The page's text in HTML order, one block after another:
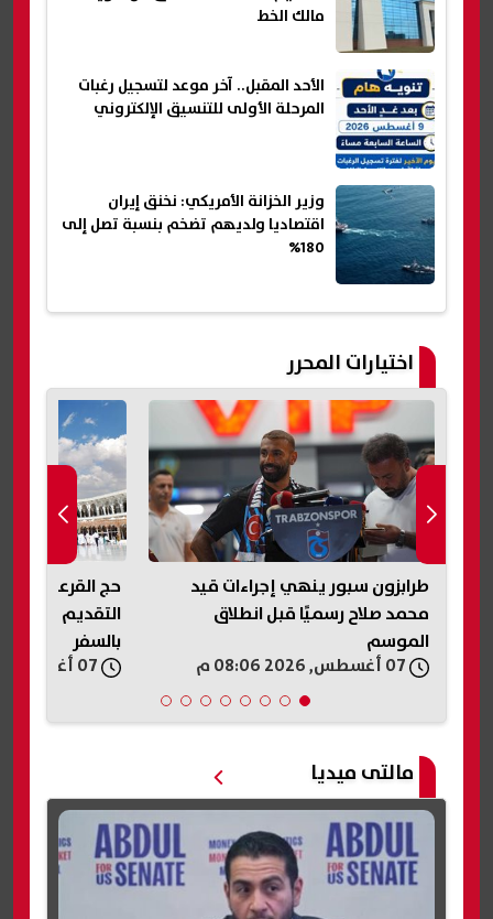
مالك الخط
الأحد المقبل.. آخر موعد لتسجيل رغبات
المرحلة الأولى للتنسيق الإلكتروني
وزير الخزانة الأمريكي: نخنق إيران
اقتصاديا ولديهم تضخم بنسبة تصل إلى
180%
اختيارات المحرر
حج القرعة 2027.. تعرف على موعد
التقديم والفئات غير المسموح لها
بالسفر
وزير الخزانة
اقتصاديا
إلى 180%
مالتى ميديا